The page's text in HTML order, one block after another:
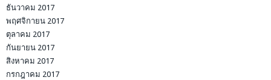
ธันวาคม 2017
พฤศจิกายน 2017
ตุลาคม 2017
กันยายน 2017
สิงหาคม 2017
กรกฎาคม 2017